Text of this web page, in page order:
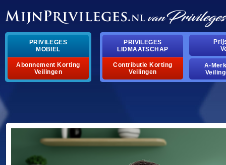
PRIVILEGES
MOBIEL
Abonnement Korting
Veilingen
PRIVILEGES
LIDMAATSCHAP
Contributie Korting
Veilingen
A-